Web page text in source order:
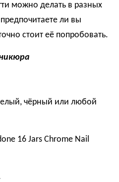
можно делать в разных
ли вы
стоит её попробовать.
чёрный или любой
16 Jars Chrome Nail